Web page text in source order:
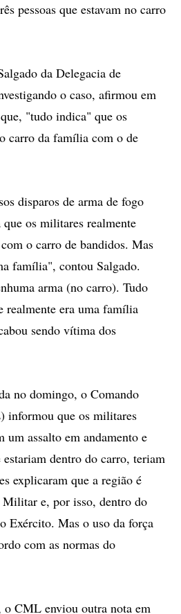
pessoas que estavam no carro
da Delegacia de
o caso, afirmou em
"tudo indica" que os
carro da família com o de
disparos de arma de fogo
os militares realmente
o carro de bandidos. Mas
família", contou Salgado.
arma (no carro). Tudo
realmente era uma família
sendo vítima dos
no domingo, o Comando
que os militares
um assalto em andamento e
dentro do carro, teriam
explicaram que a região é
e, por isso, dentro do
Exército. Mas o uso da força
com as normas do
o CML enviou outra nota em